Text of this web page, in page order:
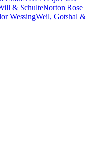
& SchulteNorton Rose
WessingWeil, Gotshal &